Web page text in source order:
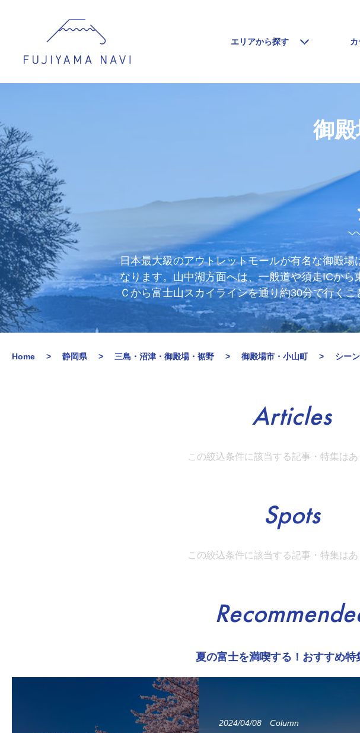
エリアから探す
御
日本最大級のアウトレットモールが有名な御殿
なります。山中湖方面へは、一般道や須走ICか
Ｃから富士山スカイラインを通り約30分で行くこ
Home 静岡県 三島・沼津・御殿場・裾野 御殿場市・小山町 シー
Articles
この絞込条件に該当する記事・特集は
Spots
この絞込条件に該当する記事・特集は
夏の富士を満喫する！おすすめ特
2024/04/08 Column